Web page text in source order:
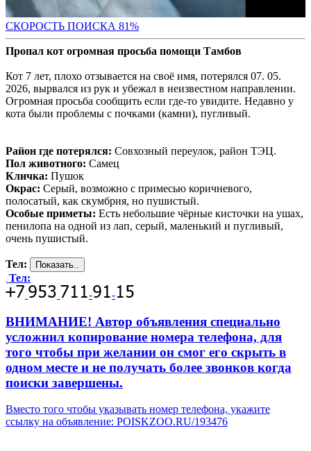
СКОРОСТЬ ПОИСКА 81%
Пропал кот огромная просьба помощи Тамбов
Кот 7 лет, плохо отзывается на своё имя, потерялся 07. 05.
2026, вырвался из рук и убежал в неизвестном направлении.
Огромная просьба сообщить если где-то увидите. Недавно у
кота были проблемы с почками (камни), пугливый.
Район где потерялся: Совхозный переулок, район ТЭЦ.
Пол животного: Самец
Кличка: Пушок
Окрас: Серый, возможно с примесью коричневого,
полосатый, как скумбрия, но пушистый.
Особые приметы: Есть небольшие чёрные кисточки на ушах,
пенилопа на одной из лап, серый, маленький и пугливый,
очень пушистый.
Тел:
Тел:
-
-
ВНИМАНИЕ! Автор объявления специально
усложнил копирование номера телефона, для
того чтобы при желании он смог его скрыть в
одном месте и не получать более звонков когда
поиски завершены.
Вместо того чтобы указывать номер телефона, укажите
ссылку на объявление: POISKZOO.RU/193476